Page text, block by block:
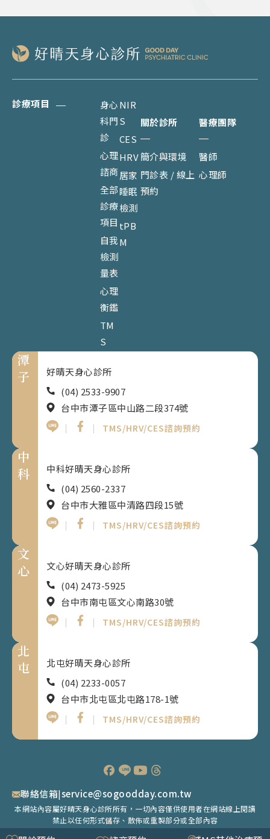
診療項目
身心
科門
診
心理
諮商
全部
診療
項目
自我
檢測
量表
心理
衡鑑
TM
S
NIR
S
CES
HRV
居家
睡眠
檢測
tPB
M
關於診所
簡介與環境
門診表 / 線上
預約
醫療團隊
醫師
心理師
潭
子
好晴天身心診所
(04) 2533-9907
台中市潭子區中山路二段374號
｜
｜ TMS/HRV/CES諮詢預約
中
科
中科好晴天身心診所
(04) 2560-2337
台中市大雅區中清路四段15號
｜
｜ TMS/HRV/CES諮詢預約
文
心
文心好晴天身心診所
(04) 2473-5925
台中市南屯區文心南路30號
｜
｜ TMS/HRV/CES諮詢預約
北
屯
北屯好晴天身心診所
(04) 2233-0057
台中市北屯區北屯路178-1號
｜
｜ TMS/HRV/CES諮詢預約
聯絡信箱|service@sogoodday.com.tw
本網站內容屬好晴天身心診所所有，一切內容僅供使用者在網站線上閱讀
禁止以任何形式儲存、散佈或重製部分或全部內容
©Good Day Psychiatric Clinic. All rights reserved.｜隱私權政策